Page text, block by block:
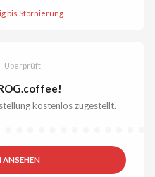
bis Stornierung
Überprüft
kostenlos zugestellt.